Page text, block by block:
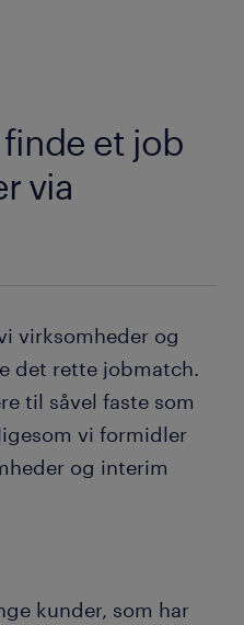
et job
via
virksomheder og
det rette jobmatch.
til såvel faste som
vi formidler
og interim
kunder, som har